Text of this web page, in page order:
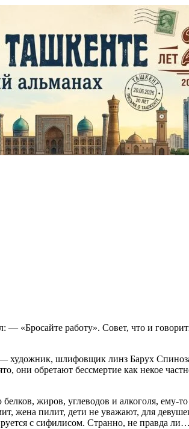
«Бросайте работу». Совет, что и
— художник, шлифовщик линз Барух
обретают бессмертие как некое
жиров, углеводов и алкоголя, ему-то
жена пилит, дети не уважают, для
с сифилисом. Странно, не правда ли…